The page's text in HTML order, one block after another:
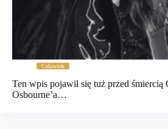
Człowiek
Ten wpis pojawił się tuż przed śmiercią
Osbourne’a…